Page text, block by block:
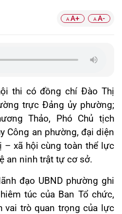
A A+ A A-
thi có đồng chí Đào Thị
trực Đảng ủy phường;
Thảo, Phó Chủ tịch
Công an phường, đại diện
– xã hội cùng toàn thể lực
an ninh trật tự cơ sở.
đạo UBND phường ghi
túc của Ban Tổ chức,
vai trò quan trọng của lực